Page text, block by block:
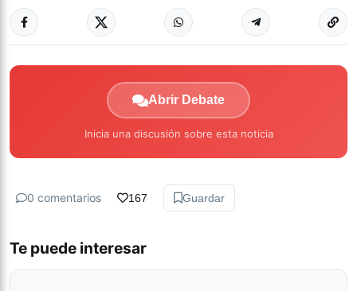
Abrir Debate
Inicia una discusión sobre esta noticia
0 comentarios 167 Guardar
Te puede interesar